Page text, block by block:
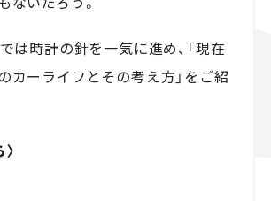
は時計の針を一気に進め、「現在
カーライフとその考え方」をご紹
〉